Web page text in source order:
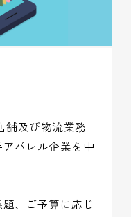
舗及び物流業務
パレル企業を中
、ご予算に応じ